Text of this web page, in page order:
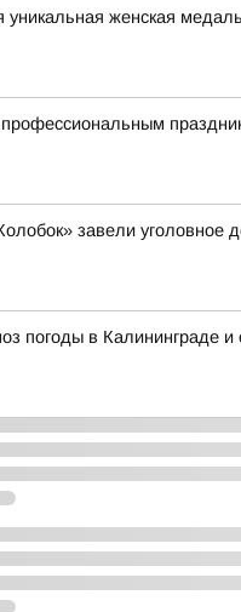
уникальная женская
завели уголовное
погоды в Калининграде и